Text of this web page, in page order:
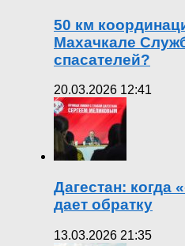
50 км
Махачкале
спасателей?
20.03.2026 12:41
Дагестан: когда
дает обратку
13.03.2026 21:35